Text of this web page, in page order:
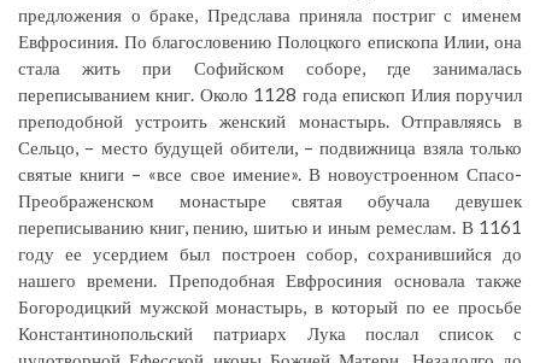
предложения о браке, Предслава приняла постриг с именем
Евфросиния. По благословению Полоцкого епископа Илии, она
стала жить при Софийском соборе, где занималась
переписыванием книг. Около 1128 года епископ Илия поручил
преподобной устроить женский монастырь. Отправляясь в
Сельцо, – место будущей обители, – подвижница взяла только
святые книги – «все свое имение». В новоустроенном Спасо-
Преображенском монастыре святая обучала девушек
переписыванию книг, пению, шитью и иным ремеслам. В 1161
году ее усердием был построен собор, сохранившийся до
нашего времени. Преподобная Евфросиния основала также
Богородицкий мужской монастырь, в который по ее просьбе
Константинопольский патриарх Лука послал список с